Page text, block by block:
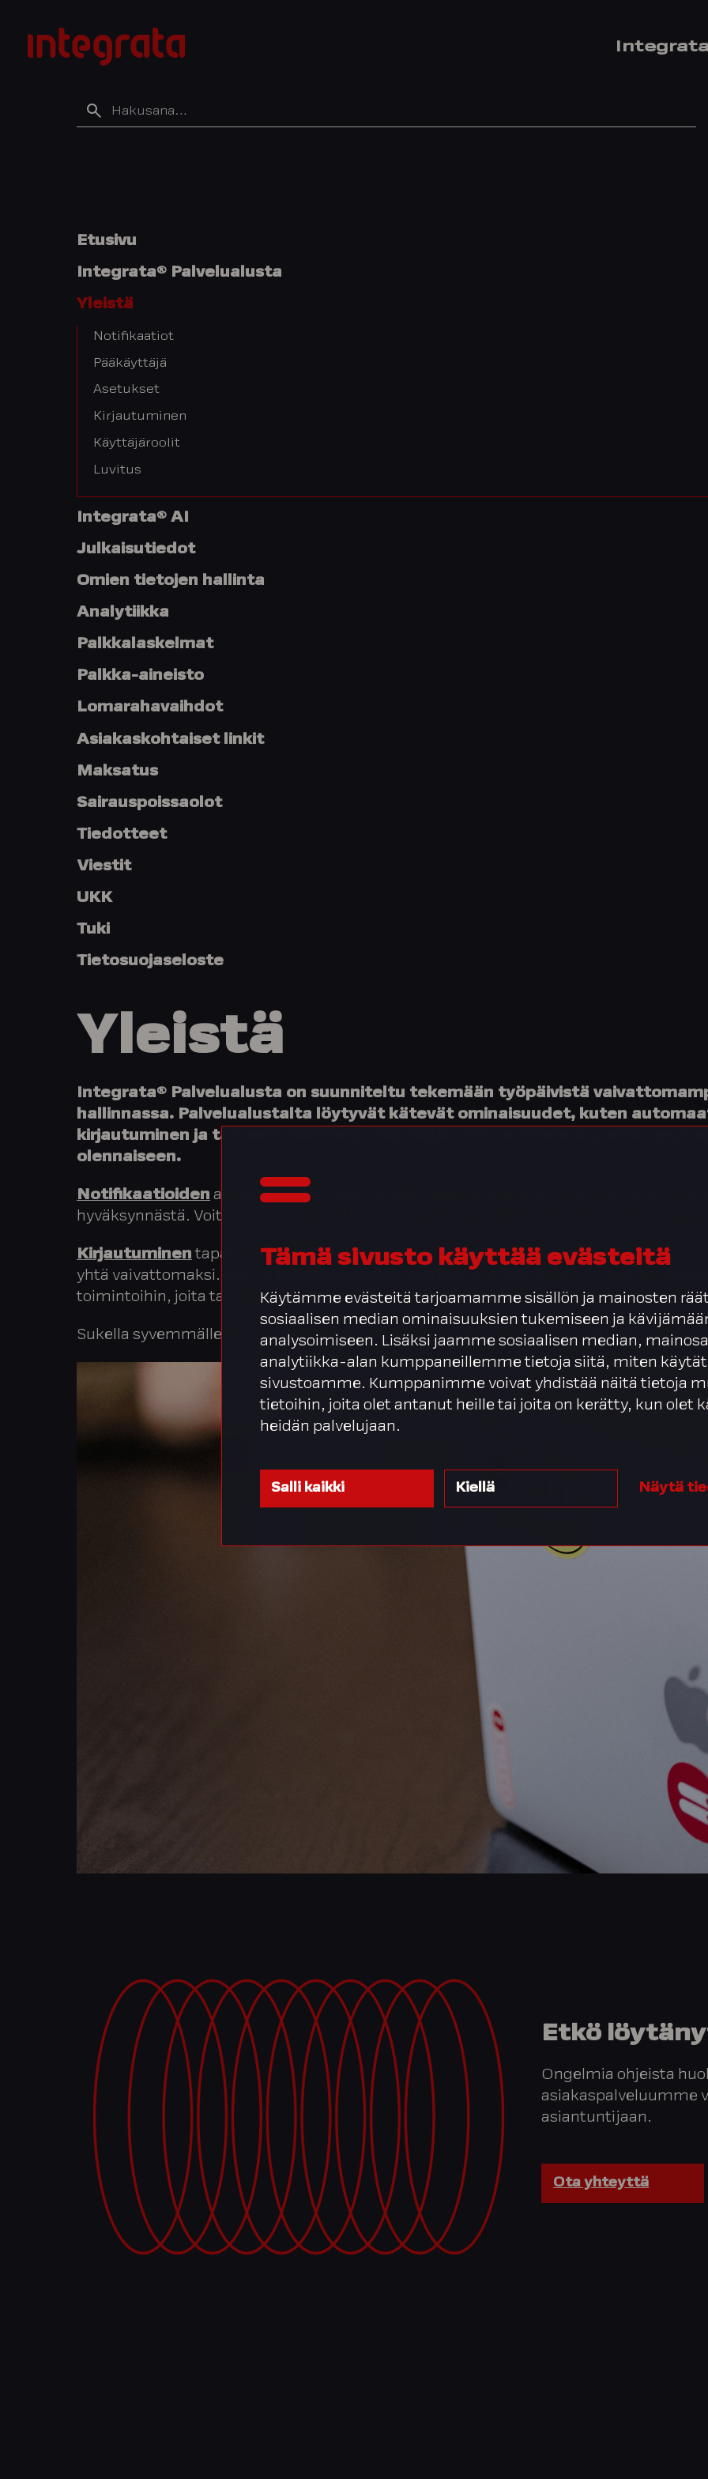
Tämä sivusto käyttää evästeitä
Käytämme evästeitä tarjoamamme sisällön ja mainosten
sosiaalisen median ominaisuuksien tukemiseen ja
analysoimiseen. Lisäksi jaamme sosiaalisen median,
analytiikka-alan kumppaneillemme tietoja siitä, miten käytät
sivustoamme. Kumppanimme voivat yhdistää näitä tietoja
tietoihin, joita olet antanut heille tai joita on kerätty, kun olet
heidän palvelujaan.
Salli kaikki Kiellä Näytä
sisältöön
Integratan
tietopankki
Hakusana
Etusivu
Integrata® Palvelualusta
Yleistä
Notifikaatiot
Pääkäyttäjä
Asetukset
Kirjautuminen
Käyttäjäroolit
Luvitus
Integrata® AI
Julkaisutiedot
Omien tietojen hallinta
Analytiikka
Palkkalaskelmat
Palkka-aineisto
Lomarahavaihdot
Asiakaskohtaiset linkit
Maksatus
Sairauspoissaolot
Tiedotteet
Viestit
UKK
Tuki
Tietosuojaseloste
Yleistä
Integrata® Palvelualusta on suunniteltu tekemään työpäivistä
hallinnassa. Palvelualustalta löytyvät kätevät ominaisuudet, kuten
kirjautuminen ja tarkasti määritellyt käyttäjäroolit, varmistavat, että pysyt
olennaiseen.
Notifikaatioiden avulla pysyt aina ajan tasalla tärkeistä asioista, kuten käsiteltävistä
hyväksynnästä. Voit itse valita, haluatko vastaanottaa ilmoitukset sähköpostitse vai
Kirjautuminen tapahtuu kätevästi organisaation AD-tunnuksilla, ja
yhtä vaivattomaksi. Lisäksi
toimintoihin, joita tarvitsee – tehokkaasti ja tietoturvallisesti.
Sukella syvemmälle alasivuilta löytyvien ohjeiden avulla ja ota Integrata®
Etkö
Ongelmia ohjeista
asiakaspalveluumme
asiantuntijaan.
Ota yhteyttä